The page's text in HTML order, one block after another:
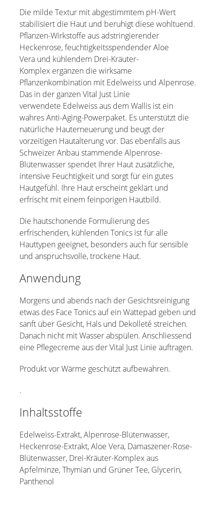
Die milde Textur mit abgestimmtem pH-Wert
stabilisiert die Haut und beruhigt diese wohltuend.
Pflanzen-Wirkstoffe aus adstringierender
Heckenrose, feuchtigkeitsspendender Aloe
Vera und kühlendem Drei-Kräuter-
Komplex ergänzen die wirksame
Pflanzenkombination mit Edelweiss und Alpenrose.
Das in der ganzen Vital Just Linie
verwendete Edelweiss aus dem Wallis ist ein
wahres Anti-Aging-Powerpaket. Es unterstützt die
natürliche Hauterneuerung und beugt der
vorzeitigen Hautalterung vor. Das ebenfalls aus
Schweizer Anbau stammende Alpenrose-
Blütenwasser spendet Ihrer Haut zusätzliche,
intensive Feuchtigkeit und sorgt für ein gutes
Hautgefühl. Ihre Haut erscheint geklärt und
erfrischt mit einem feinporigen Hautbild.
Die hautschonende Formulierung des
erfrischenden, kühlenden Tonics ist für alle
Hauttypen geeignet, besonders auch für sensible
und anspruchsvolle, trockene Haut.
Anwendung
Morgens und abends nach der Gesichtsreinigung
etwas des Face Tonics auf ein Wattepad geben und
sanft über Gesicht, Hals und Dekolleté streichen.
Danach nicht mit Wasser abspülen. Anschliessend
eine Pflegecreme aus der Vital Just Linie auftragen.
Produkt vor Wärme geschützt aufbewahren.
.
Inhaltsstoffe
Edelweiss-Extrakt, Alpenrose-Blütenwasser,
Heckenrose-Extrakt, Aloe Vera, Damaszener-Rose-
Blütenwasser, Drei-Kräuter-Komplex aus
Apfelminze, Thymian und Grüner Tee, Glycerin,
Panthenol